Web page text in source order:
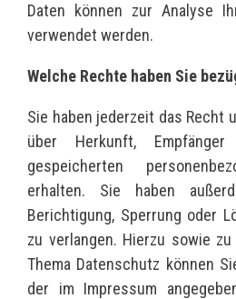
Daten können zur Analyse
verwendet werden.
Welche Rechte haben Sie
Sie haben jederzeit das Recht
über Herkunft,
gespeicherten
erhalten. Sie haben
Berichtigung, Sperrung oder
zu verlangen. Hierzu sowie
Thema Datenschutz können
der im Impressum